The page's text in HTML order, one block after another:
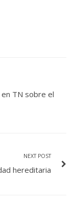
TN sobre el
NEXT POST
hereditaria